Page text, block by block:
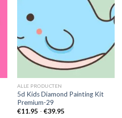
Add to
Wishlist
ALLE PRODUCTEN
5d Kids Diamond Painting Kit
Premium-29
€11.95 - €39.95Prijsklasse: